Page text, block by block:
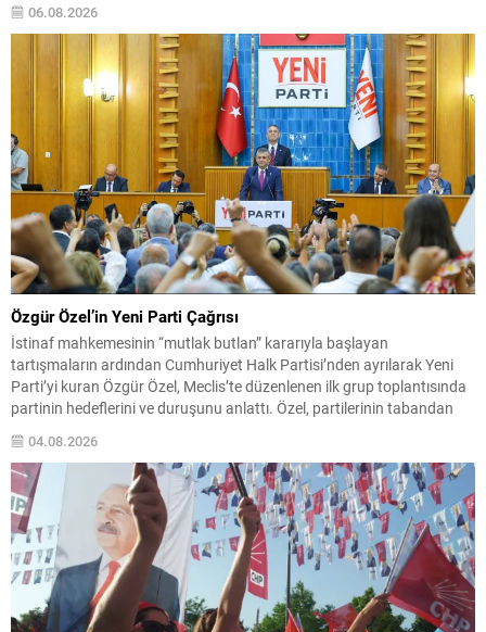
sonuçlarını paylaştı ve etkilenenlerin yanında olunacağını vurguladı.
Kayıtlar ve tespit...
06.08.2026
Özgür Özel’in Yeni Parti Çağrısı
İstinaf mahkemesinin “mutlak butlan” kararıyla başlayan
tartışmaların ardından Cumhuriyet Halk Partisi’nden ayrılarak Yeni
Parti’yi kuran Özgür Özel, Meclis’te düzenlenen ilk grup toplantısında
partinin hedeflerini ve duruşunu anlattı. Özel, partilerinin tabandan
doğduğunu, kuruluşunda milletin belirleyici rol oynadığını ve bunun
gereği olarak hesap verebilirlik ilkesinin merkezde olduğunu vurguladı.
Yeni Parti’nin amaçlarının iktidara...
04.08.2026